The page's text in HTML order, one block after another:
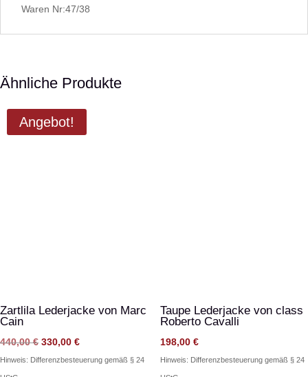
Waren Nr:47/38
Ähnliche Produkte
Angebot!
Zartlila Lederjacke von Marc
Cain
440,00€ Ursprünglicher
Preis
330,00 €Aktueller
Preis
Hinweis: Differenzbesteuerung gemäß § 24
Taupe Lederjacke von class
Roberto Cavalli
198,00 €
Hinweis: Differenzbesteuerung gemäß § 24